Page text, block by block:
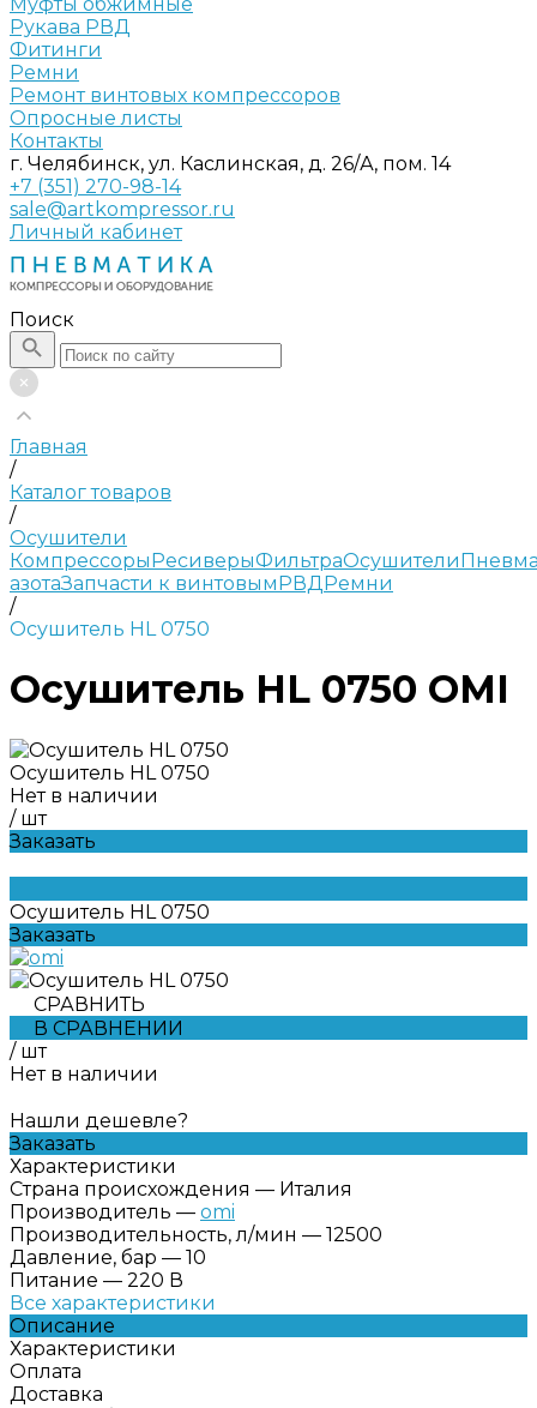
Рукава РВД
Фитинги
Ремни
Ремонт винтовых компрессоров
Опросные листы
Контакты
г. Челябинск, ул. Каслинская, д. 26/А, пом. 14
+7 (351) 270-98-14
sale@artkompressor.ru
Личный кабинет
Поиск
Главная
/
Каталог товаров
/
Осушители
КомпрессорыРесиверыФильтраОсушители
азотаЗапчасти к винтовымРВДРемни
/
Осушитель HL 0750
Осушитель HL 0750 OMI
Осушитель HL 0750
Нет в наличии
/ шт
Заказать
Осушитель HL 0750
Заказать
СРАВНИТЬ
В СРАВНЕНИИ
/ шт
Нет в наличии
Нашли дешевле?
Заказать
Характеристики
Страна происхождения — Италия
Производитель — omi
Производительность, л/мин — 12500
Давление, бар — 10
Питание — 220 В
Все характеристики
Описание
Характеристики
Оплата
Доставка